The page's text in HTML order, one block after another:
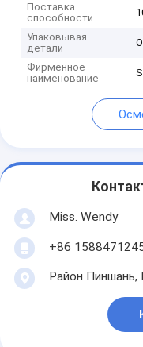
Поставка
способности
Упаковывая
детали
Фирменное
наименование
Miss. Wendy
+86
Район Пиншань,